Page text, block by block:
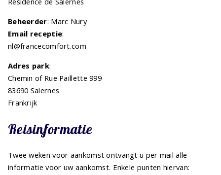
Beheerder: Marc Nury
Email receptie:
nl@francecomfort.com
Adres park:
Chemin of Rue Paillette 999
83690 Salernes
Frankrijk
Reisinformatie
Twee weken voor aankomst ontvangt u per mail alle
informatie voor uw aankomst. Enkele punten hiervan: